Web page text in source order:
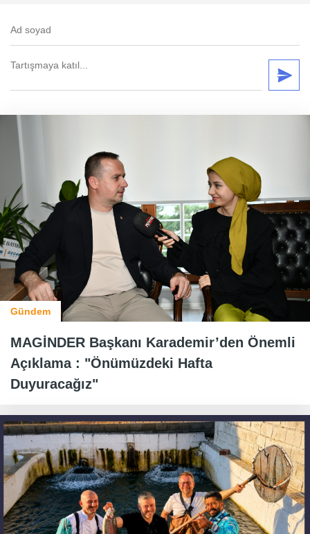
Gündem
MAGİNDER Başkanı Karademir’den Önemli
Açıklama : "Önümüzdeki Hafta
Duyuracağız"